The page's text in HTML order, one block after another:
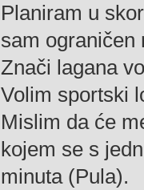
Planiram u
sam ograničen
Znači lagana
Volim sportski
Mislim da će
kojem se s
minuta (Pula).